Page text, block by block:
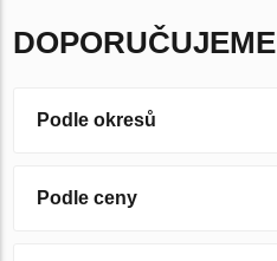
DOPORUČUJEME
Podle okresů
Podle ceny